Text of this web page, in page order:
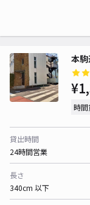
本
時間
貸出時間
24時間営業
長さ
340cm 以下